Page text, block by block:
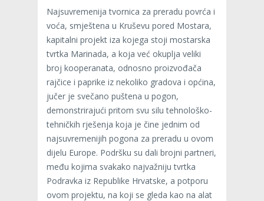
Najsuvremenija tvornica za preradu povrća i
voća, smještena u Kruševu pored Mostara,
kapitalni projekt iza kojega stoji mostarska
tvrtka Marinada, a koja već okuplja veliki
broj kooperanata, odnosno proizvođača
rajčice i paprike iz nekoliko gradova i općina,
jučer je svečano puštena u pogon,
demonstrirajući pritom svu silu tehnološko-
tehničkih rješenja koja je čine jednim od
najsuvremenijih pogona za preradu u ovom
dijelu Europe. Podršku su dali brojni partneri,
među kojima svakako najvažniju tvrtka
Podravka iz Republike Hrvatske, a potporu
ovom projektu, na koji se gleda kao na alat